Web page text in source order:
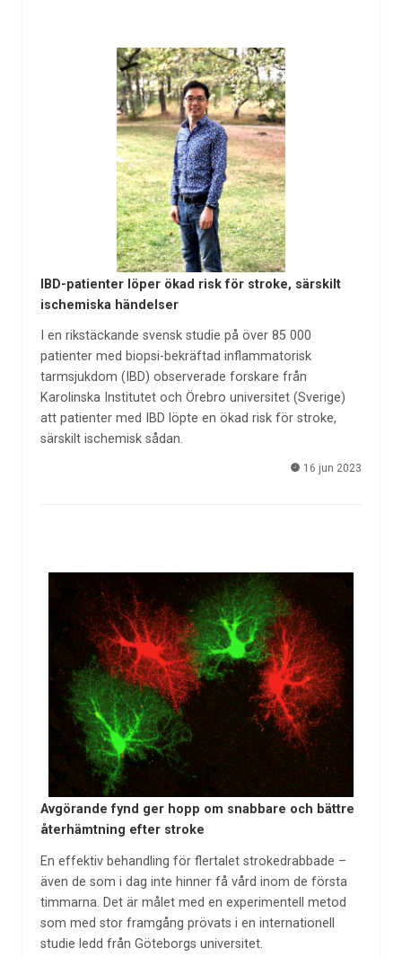
IBD-patienter löper ökad risk för stroke, särskilt
ischemiska händelser
I en rikstäckande svensk studie på över 85 000
patienter med biopsi-bekräftad inflammatorisk
tarmsjukdom (IBD) observerade forskare från
Karolinska Institutet och Örebro universitet (Sverige)
att patienter med IBD löpte en ökad risk för stroke,
särskilt ischemisk sådan.
16 jun 2023
Avgörande fynd ger hopp om snabbare och bättre
återhämtning efter stroke
En effektiv behandling för flertalet strokedrabbade –
även de som i dag inte hinner få vård inom de första
timmarna. Det är målet med en experimentell metod
som med stor framgång prövats i en internationell
studie ledd från Göteborgs universitet.